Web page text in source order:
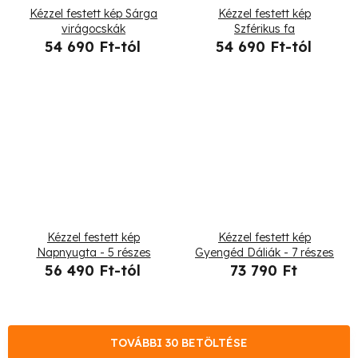
Kézzel festett kép Sárga
virágocskák
54 690 Ft-tól
Kézzel festett kép
Szférikus fa
54 690 Ft-tól
Kézzel festett kép
Napnyugta - 5 részes
56 490 Ft-tól
Kézzel festett kép
Gyengéd Dáliák - 7 részes
73 790 Ft
TOVÁBBI 30 BETÖLTÉSE